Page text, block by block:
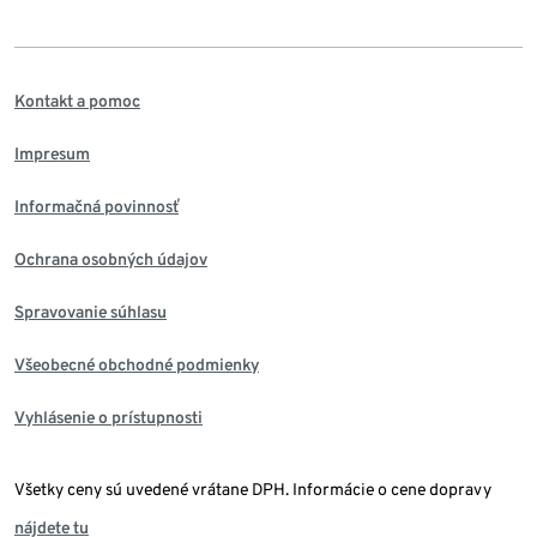
Kontakt a pomoc
Impresum
Informačná povinnosť
Ochrana osobných údajov
Spravovanie súhlasu
Všeobecné obchodné podmienky
Vyhlásenie o prístupnosti
Všetky ceny sú uvedené vrátane DPH. Informácie o cene dopravy
nájdete tu